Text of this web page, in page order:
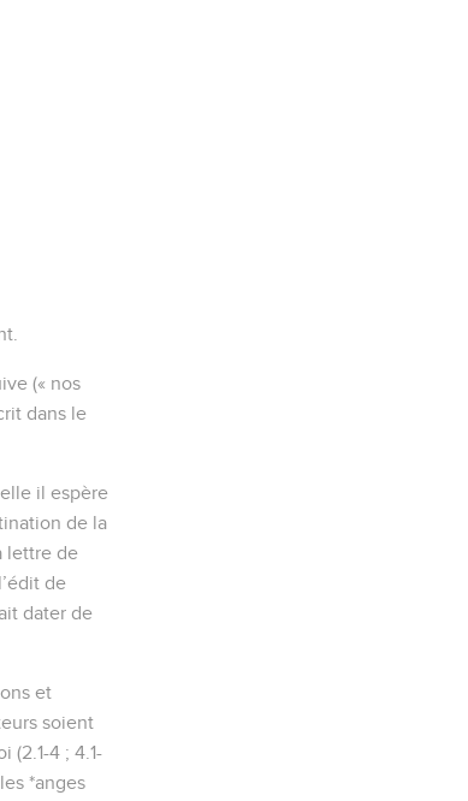
(« nos
dans le
il espère
de la
lettre de
de
dater de
et
soient
(2.1-4 ; 4.1-
*anges